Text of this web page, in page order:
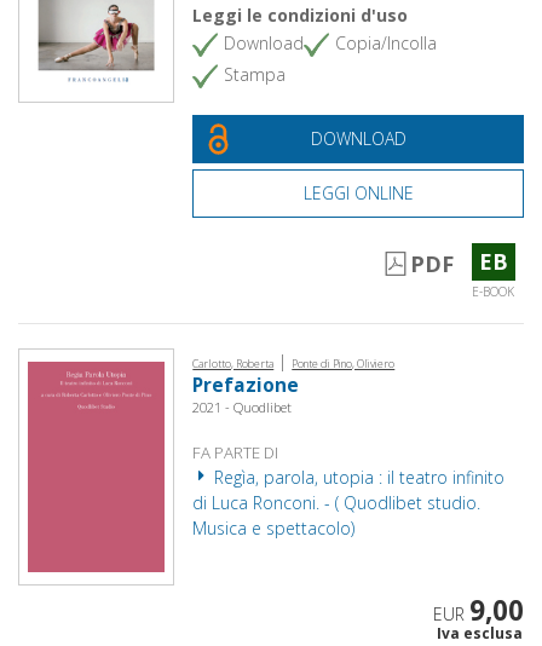
Leggi le condizioni d'uso
Download
Copia/Incolla
Stampa
DOWNLOAD
LEGGI ONLINE
PDF EB
E-BOOK
Carlotto, Roberta | Ponte di Pino, Oliviero
Prefazione
2021 - Quodlibet
FA PARTE DI
Regìa, parola, utopia : il teatro infinito
di Luca Ronconi. - ( Quodlibet studio.
Musica e spettacolo)
EUR 9,00
Iva esclusa